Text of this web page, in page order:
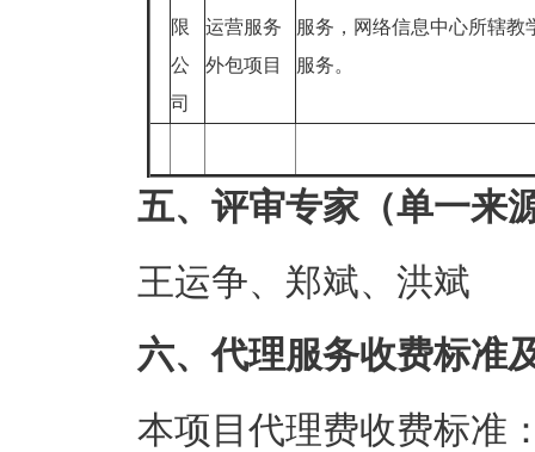
限
公
司
运营服务
外包项目
服务，网络信息中心所辖教
服务。
五、评审专家（单一来
王运争、郑斌、洪斌
六、代理服务收费标准
本项目代理费收费标准